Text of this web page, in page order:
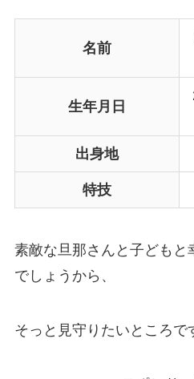
名前
生年月日
出身地
特技
素敵な旦那さんと子どもと
でしょうから、
そっと見守りたいところで